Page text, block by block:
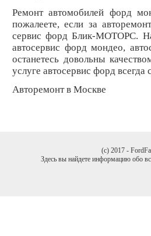
Ремонт автомобилей форд
пожалеете, если за
сервис форд Блик-МОТОРС.
автосервис форд мондео,
останетесь довольны
услуге автосервис форд
Авторемонт в Москве
(c) 2017 -
Здесь вы найдете информацию обо